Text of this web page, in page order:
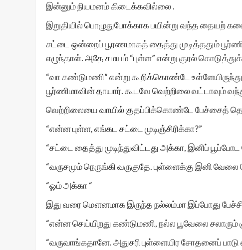
இன்னும் நியமனம் கிடைக்கவில்லை .
இறுதியில் பொழுதுபோக்காக பயின்று வந்த தையற்
சட்டை ஒன்றைப் பூரணமாகத் தைத்து முடித்ததும்
எழுந்தாள். அதே சமயம் “புள்ள” என்று குரல்
“வா கண்டுமணி” என்று கூறிக்கொண்டே
பூர்ணிமாவின் தாயார். கூடவே வெற்றிலை வட்டாவும்
வெற்றிலையை வாயில் குதப்பிக்கொண்டே பேச்சைத்
“என்ன புள்ள, எங்கட சட்டை முடிஞ்சிரிக்கா?”
“சட்டை தைத்து முடிந்துவிட்டது அக்கா, இனிப்
“வருசமும் நெருங்கி வருகுதே. புள்ளைக்கு இனி
“ஓம் அக்கா “
இது வரை மௌனமாக இருந்த நல்லம்மா இப்போது
“என்ன செய்யிறது கண்டுமணி, நல்ல பூவேலை
“வருவாங்கதானே. அதுசரி புள்ளையிர சோதனைப் பாடு